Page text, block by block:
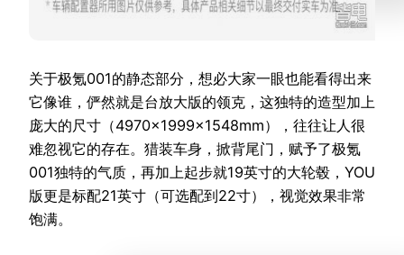
关于极氪001的静态部分，想必大家一眼也能看得出来
它像谁，俨然就是台放大版的领克，这独特的造型加上
庞大的尺寸 （4970×1999×1548mm）
，往往让人很
难忽视它的存在。猎装车身，掀背尾门，赋予了极氪
001独特的气质，再加上起步就19英寸的大轮毂，YOU
版更是标配21英寸 （可选配到22寸）
，视觉效果非常
饱满。